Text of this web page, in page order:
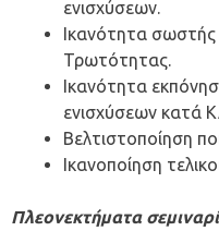
ενισχύσεων.
Ικανότητα
Τρωτότητας.
Ικανότητα
ενισχύσεων κατά
Βελτιστοποίηση
Ικανοποίηση
Πλεονεκτήματα